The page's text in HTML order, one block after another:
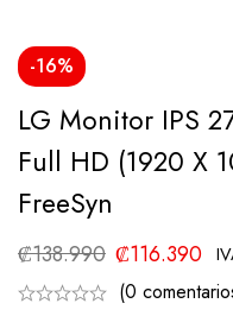
-16%
LG Monitor IPS
Full HD (1920 X
FreeSyn
₡138.990 ₡116.390
(0